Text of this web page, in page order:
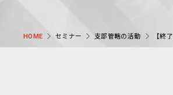
HOME セミナー 支部管轄の活動 【終